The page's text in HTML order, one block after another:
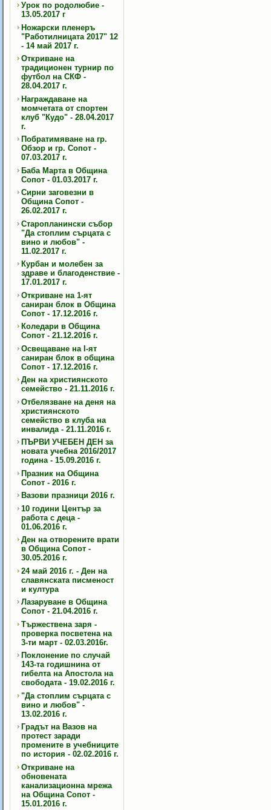
Урок по родолюбие -
13.05.2017 г
Ножарски пленеръ
"Работилницата 2017" 12
- 14 май 2017 г.
Откриване на
традиционен турнир по
футбол на СКФ -
28.04.2017 г.
Награждаване на
момчетата от спортен
клуб "Кудо" - 28.04.2017
г.
Побратимяване на гр.
Обзор и гр. Сопот -
07.03.2017 г.
Баба Марта в Община
Сопот - 01.03.2017 г.
Сирни заговезни в
Община Сопот -
26.02.2017 г.
Старопланински събор
"Да стоплим сърцата с
вино и любов" -
11.02.2017 г.
Курбан и молебен за
здраве и благоденствие -
17.01.2017 г.
Откриване на 1-ят
саниран блок в Община
Сопот - 17.12.2016 г.
Коледари в Община
Сопот - 21.12.2016 г.
Освещаване на I-ят
саниран блок в община
Сопот - 17.12.2016 г.
Ден на християнското
семейство - 21.11.2016 г.
Отбелязване на деня на
християнското
семейство в клуба на
инвалида - 21.11.2016 г.
ПЪРВИ УЧЕБЕН ДЕН за
новата учебна 2016/2017
година - 15.09.2016 г.
Празник на Община
Сопот - 2016 г.
Вазови празници 2016 г.
10 години Център за
работа с деца -
01.06.2016 г.
Ден на отворените врати
в Община Сопот -
30.05.2016 г.
24 май 2016 г. - Ден на
славянската писменост
и култура
Лазаруване в Община
Сопот - 21.04.2016 г.
Тържествена заря -
проверка посветена на
3-ти март - 02.03.2016г.
Поклонение по случай
143-та годишнина от
гибелта на Апостола на
свободата - 19.02.2016 г.
"Да стоплим сърцата с
вино и любов" -
13.02.2016 г.
Градът на Вазов на
протест заради
промените в учебниците
по история - 02.02.2016 г.
Откриване на
обновената
канализационна мрежа
на Община Сопот -
15.01.2016 г.